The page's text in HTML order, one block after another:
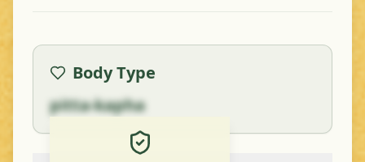
Body Type
pitta-kapha